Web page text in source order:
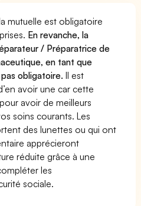
mutuelle est obligatoire
En revanche, la
/ Préparatrice de
en tant que
pas obligatoire.Il est
avoir une car cette
avoir de meilleurs
soins courants. Les
des lunettes ou qui ont
apprécieront
réduite grâce à une
les
sociale.